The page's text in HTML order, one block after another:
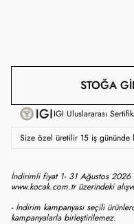
STOĞA
IGI Uluslararası
Size özel üretilir 15 iş gününde
İndirimli fiyat 1- 31 Ağustos 2026
www.kocak.com.tr üzerindeki
- İndirim kampanyası seçili
kampanyalarla birleştirilemez.